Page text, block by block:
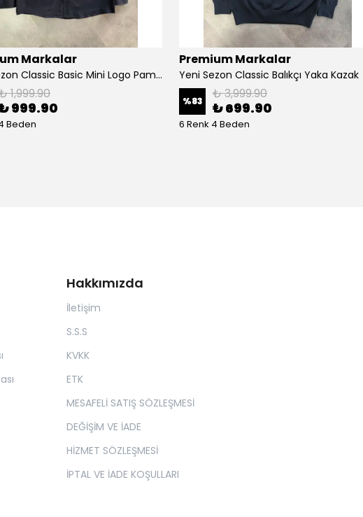
Markalar
Yeni Sezon Classic Basic Mini Logo Pamuk Keten Gömlek
1,999.90
999.90
Beden
Premium Markalar
Yeni Sezon Classic Balıkçı Yaka Kazak
%83 ₺ 3,999.90
₺ 699.90
6 Renk 4 Beden
Hakkımızda
İletişim
S.S.S
KVKK
ETK
MESAFELİ SATIŞ SÖZLEŞMESİ
DEĞİŞİM VE İADE
HİZMET SÖZLEŞMESİ
İPTAL VE İADE KOŞULLARI